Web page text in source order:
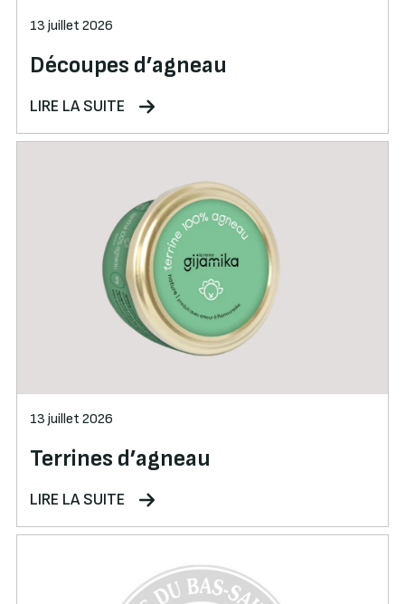
13 juillet 2026
Découpes d’agneau
LIRE LA SUITE
13 juillet 2026
Terrines d’agneau
LIRE LA SUITE